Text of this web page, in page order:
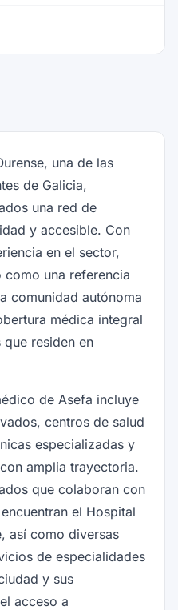
una de las
de Galicia,
una red de
y accesible. Con
en el sector,
una referencia
comunidad autónoma
médica integral
residen en
de Asefa incluye
centros de salud
especializadas y
amplia trayectoria.
que colaboran con
el Hospital
así como diversas
de especialidades
y sus
acceso a